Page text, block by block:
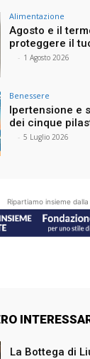
Alimentazione
Agosto e il
proteggere il
- 1 Agosto 2026
Benessere
Ipertensione e
dei cinque
- 5 Luglio 2026
Ripartiamo insieme
La Bottega di